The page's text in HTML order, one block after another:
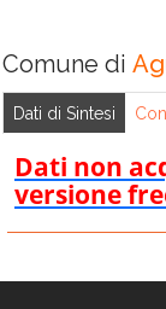
Comune di
Dati di Sintesi
Dati non
versione